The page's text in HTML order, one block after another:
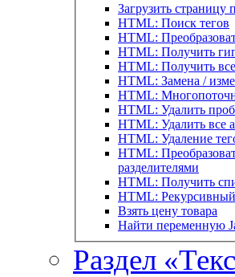
Загрузить страницу
HTML: Поиск тегов
HTML:
HTML: Получить
HTML: Получить
HTML: Замена /
HTML:
HTML: Удалить
HTML: Удалить все
HTML: Удаление
HTML:
разделителями
HTML: Получить
HTML:
Взять цену товара
Найти переменную
Раздел